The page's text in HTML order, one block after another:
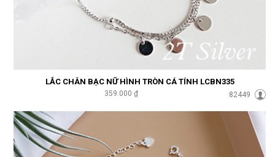
LẮC CHÂN BẠC NỮ HÌNH TRÒN CÁ TÍNH LCBN335
359.000 ₫ 82449